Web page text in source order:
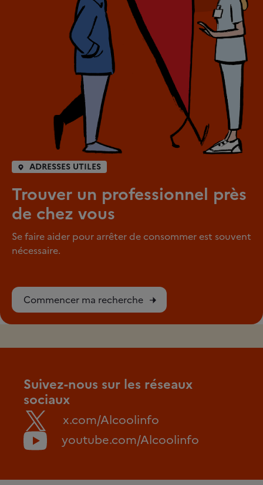
ADRESSES UTILES
Trouver un professionnel près
de chez vous
Se faire aider pour arrêter de consommer est souvent
nécessaire.
Commencer ma recherche
Suivez-nous sur les réseaux
sociaux
x.com/Alcoolinfo
youtube.com/Alcoolinfo